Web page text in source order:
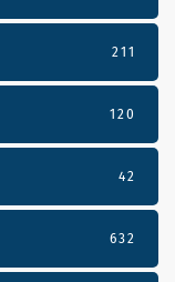
211
120
42
632